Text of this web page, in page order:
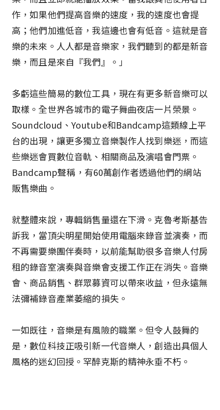
作，如果他們提高音樂的速度，我的速度也會提
高；他們加進低音，我這邊也會有低音。這就是音
樂的未來。人人都是音樂家，我們聽到的都是新音
樂，而且是來自『我們』。」
多虧這些簡易的數位工具，現在有更多新音樂可以
取樣。全世界各城市的電子舞曲夜店一片榮景。
Soundcloud、Youtube和Bandcamp這類線上平
台的出現，讓更多獨立音樂製作人找到樂迷，而這
些樂迷會買數位音軌、相關商品及演唱會門票。
Bandcamp聲稱，有60萬創作者透過他們的網站
販售樂曲。
就整體來說，專輯銷售量還在下滑。克魯考斯基告
訴我，當頂尖明星開始使用電腦來錄音並演奏，而
不再需要樂團伴奏時，以前能幫助很多音樂人付房
租的錄音室演奏與音樂會支援工作正在消失。音樂
會、商品銷售、群眾募資可以帶來收益，但永遠無
法彌補錄音產業萎縮的損失。
一如既往，音樂是有風險的職業。但令人鼓舞的
是，數位科技正吸引新一代音樂人，創造出具個人
風格的迷幻回授。罕醉克斯的精神永垂不朽。